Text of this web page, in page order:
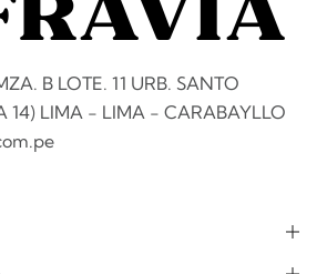
B LOTE. 11 URB. SANTO
14) LIMA - LIMA - CARABAYLLO